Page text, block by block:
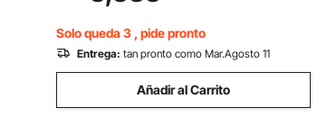
Solo queda 3 , pide pronto
Entrega: tan pronto como Mar.Agosto 11
Añadir al Carrito